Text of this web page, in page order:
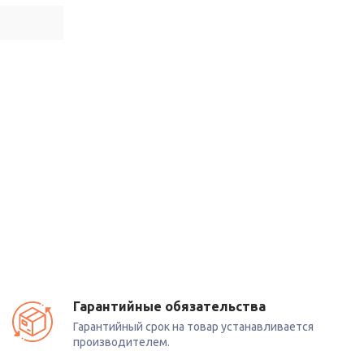
Гарантийные обязательства
Гарантийный срок на товар устанавливается
производителем.